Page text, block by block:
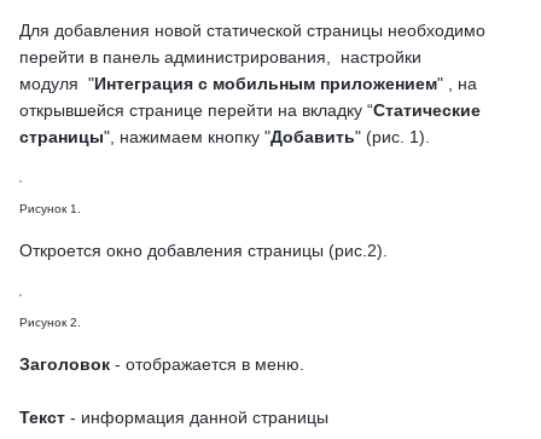
Для добавления новой статической страницы необходимо
перейти в панель администрирования, настройки
модуля "Интеграция с мобильным приложением" , на
открывшейся странице перейти на вкладку “Статические
страницы", нажимаем кнопку "Добавить" (рис. 1).
Рисунок 1.
Откроется окно добавления страницы (рис.2).
Рисунок 2.
Заголовок - отображается в меню.
Текст - информация данной страницы